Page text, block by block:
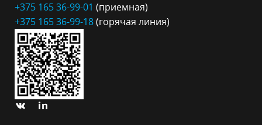
+375 165 36-99-01 (приемная)
+375 165 36-99-18(горячая линия)